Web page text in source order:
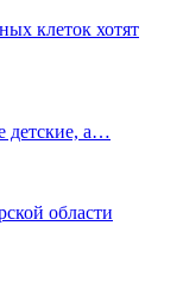
клеток хотят
детские, а…
области